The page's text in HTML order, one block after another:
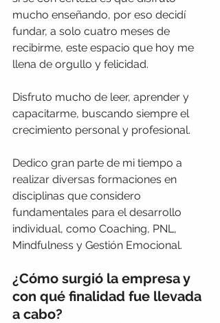
mucho enseñando, por eso decidí
fundar, a solo cuatro meses de
recibirme, este espacio que hoy me
llena de orgullo y felicidad.
Disfruto mucho de leer, aprender y
capacitarme, buscando siempre el
crecimiento personal y profesional.
Dedico gran parte de mi tiempo a
realizar diversas formaciones en
disciplinas que considero
fundamentales para el desarrollo
individual, como Coaching, PNL,
Mindfulness y Gestión Emocional.
¿Cómo surgió la empresa y
con qué finalidad fue llevada
a cabo?